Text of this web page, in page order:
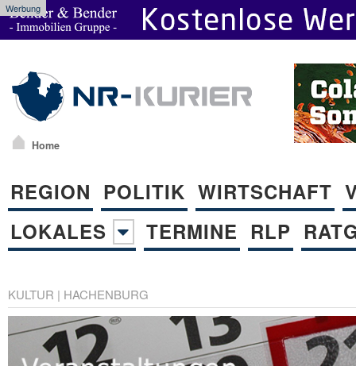
Werbung
Home
REGION POLITIK WIRTSCHAFT
LOKALES
TERMINE RLP
KULTUR | HACHENBURG